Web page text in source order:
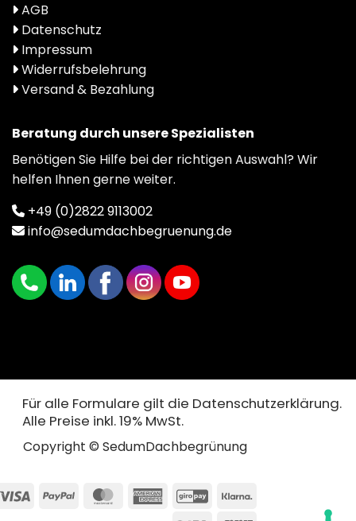
AGB
Datenschutz
Impressum
Widerrufsbelehrung
Versand & Bezahlung
Beratung durch unsere Spezialisten
Benötigen Sie Hilfe bei der richtigen Auswahl? Wir
helfen Ihnen gerne weiter.
+49 (0)2822 9113002
info@sedumdachbegruenung.de
Für alle Formulare gilt die Datenschutzerklärung.
Alle Preise inkl. 19% MwSt.
Copyright © SedumDachbegrünung
Visa PayPal MasterCardAmericanGiroPay